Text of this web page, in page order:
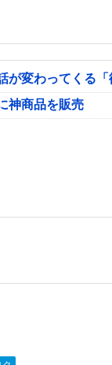
が変わってくる
神商品を販売